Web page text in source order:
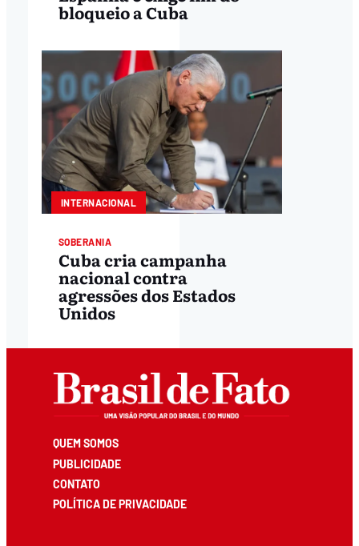
bloqueio a Cuba
INTERNACIONAL
SOBERANIA
Cuba cria campanha
nacional contra
agressões dos Estados
Unidos
QUEM SOMOS
PUBLICIDADE
CONTATO
POLÍTICA DE PRIVACIDADE